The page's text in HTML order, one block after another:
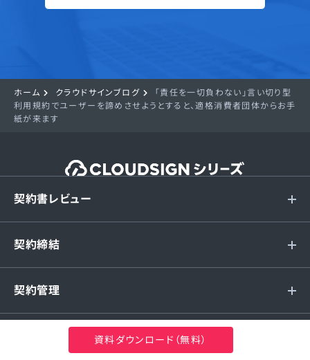
ホーム クラウドサインブログ
「責任を一切負わない」言い切り型
利用規約でユーザーを諦めさせようとすると、適格消費者団体からお手
紙が来ます
契約書レビュー
契約締結
契約管理
資料ダウンロード（無料）